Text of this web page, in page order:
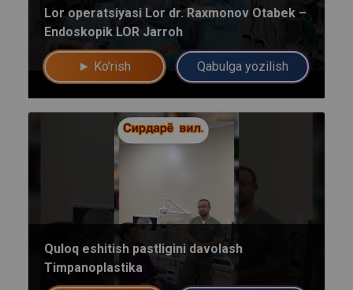
Lor operatsiyasi Lor dr. Raxmonov Otabek –
Endoskopik LOR Jarroh
► Ko'rish Qabulga yozilish
Quloq eshitish pastligini davolash
Timpanoplastika
Umumiy chatimizga yozing
Mutaxassislar
Bizning shifokorlarimiz sizga maslahat berishdan xursand bo'lishadi!
Mutaxassisga yozing yo'q rahmat